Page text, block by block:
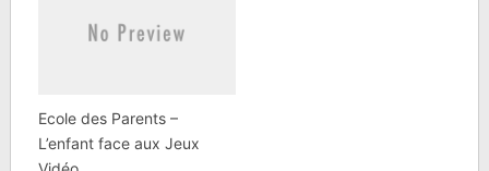
Ecole des Parents –
L’enfant face aux Jeux